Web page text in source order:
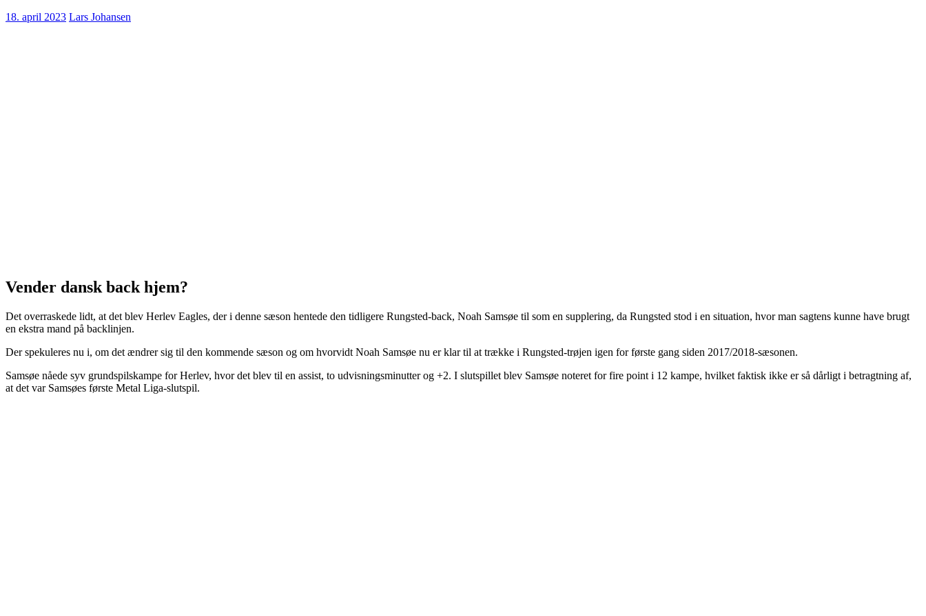
18. april 2023 Lars Johansen
Vender dansk back hjem?
Det overraskede lidt, at det blev Herlev Eagles, der i denne sæson hentede den tidligere Rungsted-back, Noah Samsøe til som en supplering, da Rungsted stod i en situation, hvor man sagtens kunne have brugt
en ekstra mand på backlinjen.
Der spekuleres nu i, om det ændrer sig til den kommende sæson og om hvorvidt Noah Samsøe nu er klar til at trække i Rungsted-trøjen igen for første gang siden 2017/2018-sæsonen.
Samsøe nåede syv grundspilskampe for Herlev, hvor det blev til en assist, to udvisningsminutter og +2. I slutspillet blev Samsøe noteret for fire point i 12 kampe, hvilket faktisk ikke er så dårligt i betragtning af,
at det var Samsøes første Metal Liga-slutspil.